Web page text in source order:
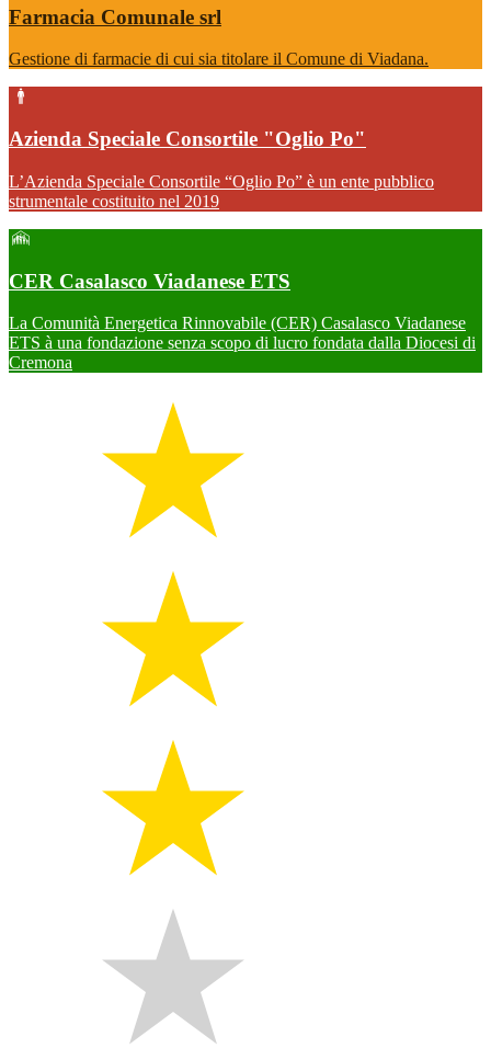
Farmacia Comunale srl
Gestione di farmacie di cui sia titolare il Comune di Viadana.
Azienda Speciale Consortile "Oglio Po"
L’Azienda Speciale Consortile “Oglio Po” è un ente pubblico
strumentale costituito nel 2019
CER Casalasco Viadanese ETS
La Comunità Energetica Rinnovabile (CER) Casalasco Viadanese
ETS à una fondazione senza scopo di lucro fondata dalla Diocesi di
Cremona